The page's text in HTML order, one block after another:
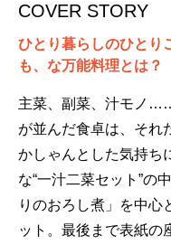
COVER STORY
ひとり暮らしのひとり
も、な万能料理とは？
主菜、副菜、汁モノ
が並んだ食卓は、それ
かしゃんとした気持ち
な“一汁二菜セット”の
りのおろし煮」を中心
ット。最後まで表紙の